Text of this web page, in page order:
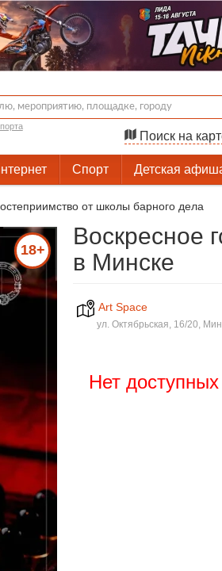
Поиск на
Спорт Детская
от школы барного дела
18+
Воскресное
в Минске
Art Space
ул. Октябрьская, 16/20,
Нет